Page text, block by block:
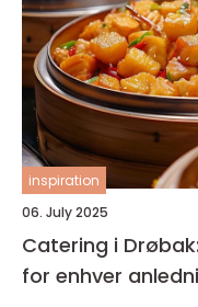
inspiration
06. July 2025
Catering i
for enhver